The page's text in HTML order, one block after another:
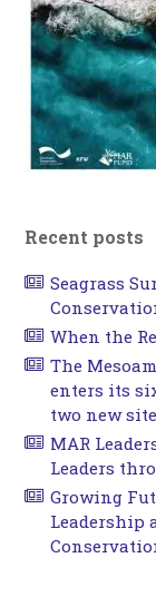
Recent posts
Seagrass
When the
The
enters its
two new
MAR
Leaders
Growing
Leadership